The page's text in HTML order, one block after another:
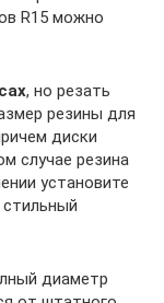
R15 можно
, но резать
резины для
диски
случае резина
установите
диаметр